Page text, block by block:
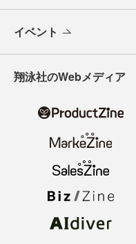
イベント
翔泳社のWebメディア